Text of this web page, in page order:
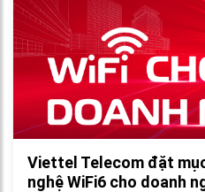
Viettel Telecom đặt
nghệ WiFi6 cho doanh